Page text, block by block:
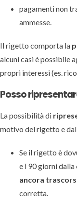
pagamenti non
ammesse.
Il rigetto comporta la
alcuni casi è possibile
propri interessi (es.
Posso
La possibilità di
motivo del rigetto e
Se il rigetto è
e i 90 giorni dalla
ancora
corretta.